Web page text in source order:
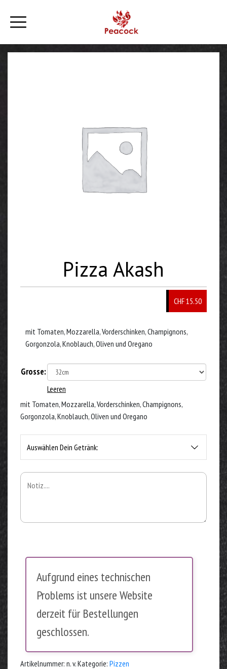
Pizza Akash
CHF 15.50
mit Tomaten, Mozzarella, Vorderschinken, Champignons,
Gorgonzola, Knoblauch, Oliven und Oregano
Grosse:
Leeren
mit Tomaten, Mozzarella, Vorderschinken, Champignons,
Gorgonzola, Knoblauch, Oliven und Oregano
Auswählen Dein Getränk:
Aufgrund eines technischen
Problems ist unsere Website
derzeit für Bestellungen
geschlossen.
Artikelnummer: n. v.Kategorie: Pizzen